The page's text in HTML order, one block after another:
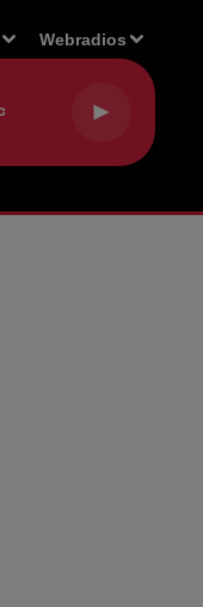
Webradios